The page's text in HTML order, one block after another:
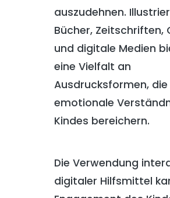
auszudehnen.
Bücher, Zeitschriften,
und digitale Medien
eine Vielfalt an
Ausdrucksformen,
emotionale
Kindes bereichern.
Die Verwendung
digitaler Hilfsmittel